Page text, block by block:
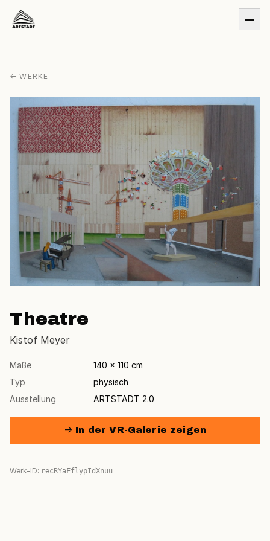
← WERKE
Theatre
Kistof Meyer
Maße
140 × 110 cm
Typ
physisch
Ausstellung
ARTSTADT 2.0
→ In der VR-Galerie zeigen
Werk-ID: recRYaFflypIdXnuu